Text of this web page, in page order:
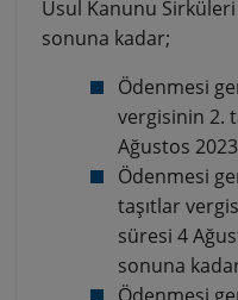
Usul Kanunu
sonuna kadar;
Ödenmesi
vergisinin 2.
Ağustos
Ödenmesi
taşıtlar
süresi 4
sonuna